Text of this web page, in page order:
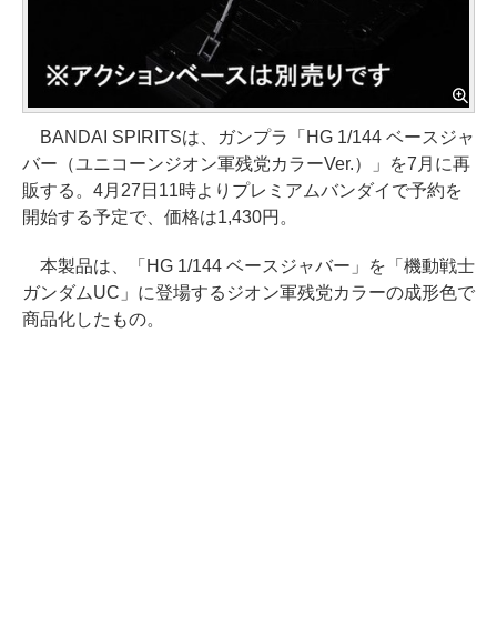
BANDAI SPIRITSは、ガンプラ「HG 1/144 ベースジャ
バー（ユニコーンジオン軍残党カラーVer.）」を7月に再
販する。4月27日11時よりプレミアムバンダイで予約を
開始する予定で、価格は1,430円。
本製品は、「HG 1/144 ベースジャバー」を「機動戦士
ガンダムUC」に登場するジオン軍残党カラーの成形色で
商品化したもの。